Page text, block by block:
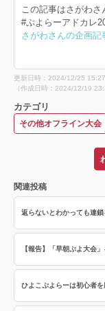
この記事はさがわさ
#ぷよらーアドカレ
さがわさんの企画記
更新日時：2024/12/25 15:27
（作成日時：2024/12/19
カテゴリ
その他オフライン大会
関連投稿
【報告】「早朝ぷよ大会
ひよこぷよらーは初心者を